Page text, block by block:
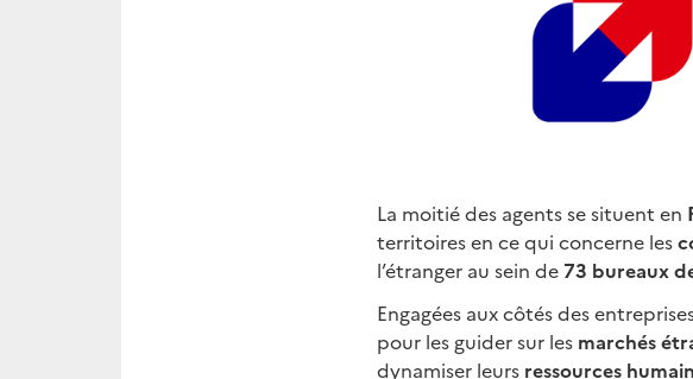
La moitié des agents se situent en
territoires en ce qui concerne les
l’étranger au sein de 73 bureaux
Engagées aux côtés des
pour les guider sur les marchés
dynamiser leurs ressources